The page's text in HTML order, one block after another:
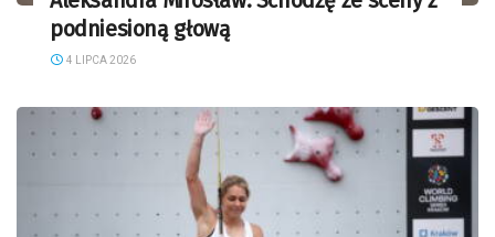
podniesioną głową
4 LIPCA 2026